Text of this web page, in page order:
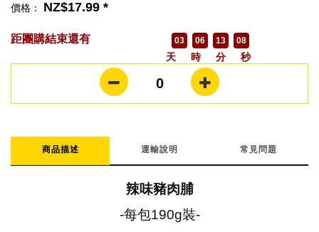
價格： NZ$17.99 *
距團購結束還有 03 06 13 07
天 時 分 秒
0
商品描述 運輸說明 常見問題
辣味豬肉脯
-每包190g裝-